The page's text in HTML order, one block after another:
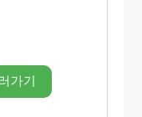
가기